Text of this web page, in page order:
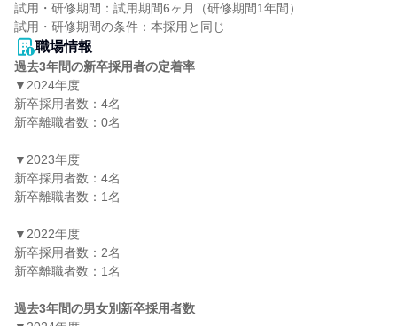
試用・研修期間：試用期間6ヶ月（研修期間1年間）
職場情報
過去3年間の新卒採用者の定着率
▼2024年度
新卒採用者数：4名
新卒離職者数：0名
▼2023年度
新卒採用者数：4名
新卒離職者数：1名
▼2022年度
新卒採用者数：2名
新卒離職者数：1名
過去3年間の男女別新卒採用者数